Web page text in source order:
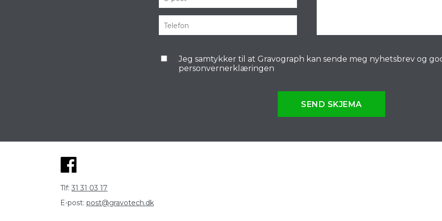
Jeg samtykker til at Gravograph kan sende meg nyhetsbrev og
personvernerklæringen
SEND SKJEMA
Tlf: 31 31 03 17
E-post: post@gravotech.dk